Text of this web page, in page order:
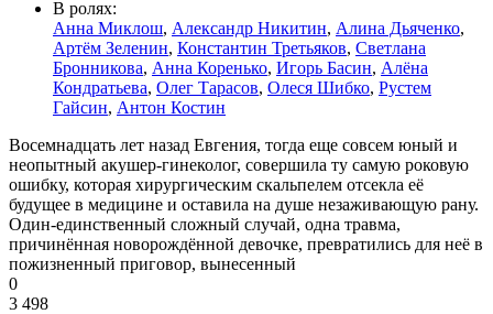
В ролях:
Анна Миклош, Александр Никитин, Алина Дьяченко,
Артём Зеленин, Константин Третьяков, Светлана
Бронникова, Анна Коренько, Игорь Басин, Алёна
Кондратьева, Олег Тарасов, Олеся Шибко, Рустем
Гайсин, Антон Костин
Восемнадцать лет назад Евгения, тогда еще совсем юный и
неопытный акушер-гинеколог, совершила ту самую роковую
ошибку, которая хирургическим скальпелем отсекла её
будущее в медицине и оставила на душе незаживающую рану.
Один-единственный сложный случай, одна травма,
причинённая новорождённой девочке, превратились для неё в
пожизненный приговор, вынесенный
0
3 498